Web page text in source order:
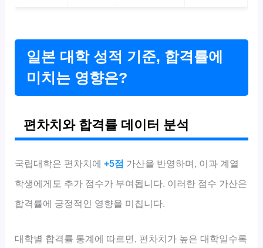
일본 대학 성적 기준, 합격률에
미치는 영향은?
편차치와 합격률 데이터 분석
국립대학은 편차치에+5점 가산을 반영하며, 이과 계열
학생에게도 추가 점수가 부여됩니다. 이러한 점수 가산은
합격률에 긍정적인 영향을 미칩니다.
대학별 합격률 통계에 따르면, 편차치가 높은 대학일수록